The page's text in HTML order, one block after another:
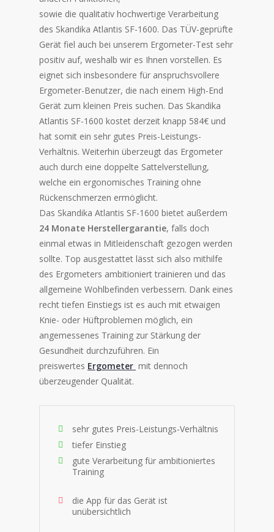
sowie die qualitativ hochwertige Verarbeitung
des Skandika Atlantis SF-1600. Das TÜV-geprüfte
Gerät fiel auch bei unserem Ergometer-Test sehr
positiv auf, weshalb wir es Ihnen vorstellen. Es
eignet sich insbesondere für anspruchsvollere
Ergometer-Benutzer, die nach einem High-End
Gerät zum kleinen Preis suchen. Das Skandika
Atlantis SF-1600 kostet derzeit knapp 584€ und
hat somit ein sehr gutes Preis-Leistungs-
Verhältnis. Weiterhin überzeugt das Ergometer
auch durch eine doppelte Sattelverstellung,
welche ein ergonomisches Training ohne
Rückenschmerzen ermöglicht.
Das Skandika Atlantis SF-1600 bietet außerdem
24 Monate Herstellergarantie, falls doch
einmal etwas in Mitleidenschaft gezogen werden
sollte. Top ausgestattet lässt sich also mithilfe
des Ergometers ambitioniert trainieren und das
allgemeine Wohlbefinden verbessern. Dank eines
recht tiefen Einstiegs ist es auch mit etwaigen
Knie- oder Hüftproblemen möglich, ein
angemessenes Training zur Stärkung der
Gesundheit durchzuführen. Ein
preiswertes Ergometer mit dennoch
überzeugender Qualität.
sehr gutes Preis-Leistungs-Verhältnis
tiefer Einstieg
gute Verarbeitung für ambitioniertes
Training
die App für das Gerät ist
unübersichtlich